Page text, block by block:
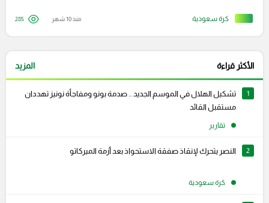
كرة سعودية منذ 10 شهر 285
الأكثر قراءة المزيد
1
تشكيل الهلال في الموسم الجديد .. صدمة بونو ومفاجأة نونيز تهددان
مستقبل القائد
تقارير
2 النصر يتحرك لإنقاذ صفقة الاستحواذ بعد أزمة الميركاتو
كرة سعودية